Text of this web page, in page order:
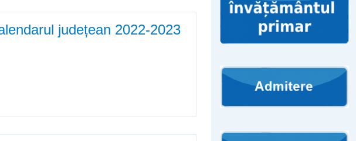
județean 2022-2023
județean 2022-2023